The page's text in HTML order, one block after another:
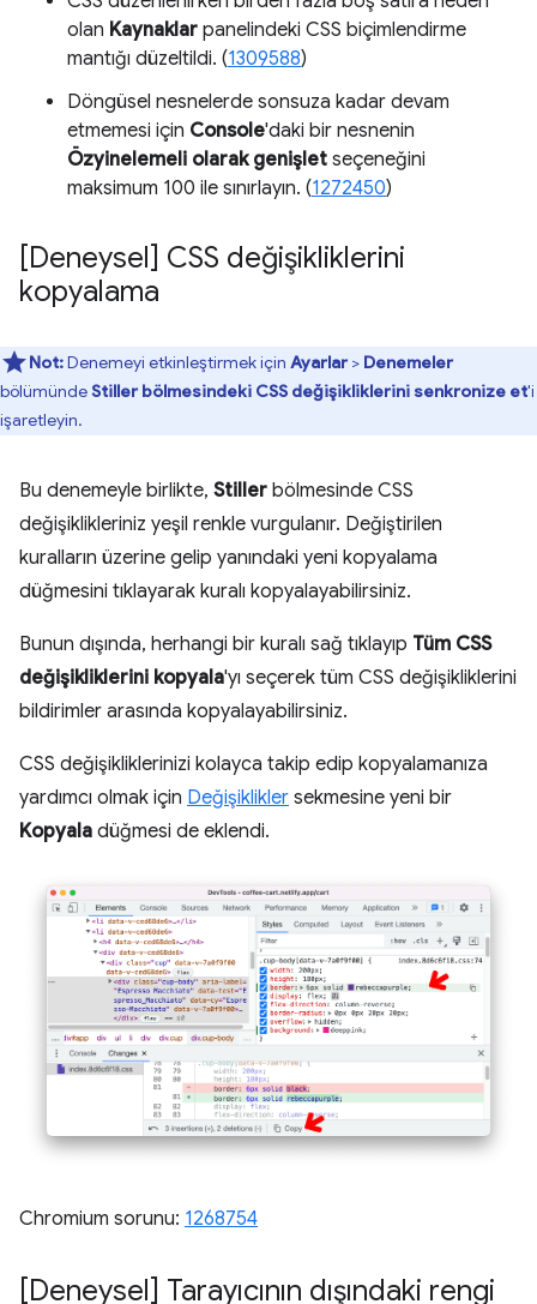
olan Kaynaklar panelindeki CSS biçimlendirme
mantığı düzeltildi. (1309588)
Döngüsel nesnelerde sonsuza kadar devam
etmemesi için Console'daki bir nesnenin
Özyinelemeli olarak genişlet seçeneğini
maksimum 100 ile sınırlayın. (1272450)
[Deneysel] CSS değişikliklerini
kopyalama
Not:Denemeyi etkinleştirmek için Ayarlar > Denemeler
bölümündeStiller bölmesindeki CSS değişikliklerini senkronize et'i
işaretleyin.
Bu denemeyle birlikte, Stiller bölmesinde CSS
değişiklikleriniz yeşil renkle vurgulanır. Değiştirilen
kuralların üzerine gelip yanındaki yeni kopyalama
düğmesini tıklayarak kuralı kopyalayabilirsiniz.
Bunun dışında, herhangi bir kuralı sağ tıklayıp Tüm CSS
değişikliklerini kopyala'yı seçerek tüm CSS değişikliklerini
bildirimler arasında kopyalayabilirsiniz.
CSS değişikliklerinizi kolayca takip edip kopyalamanıza
yardımcı olmak için Değişiklikler sekmesine yeni bir
Kopyala düğmesi de eklendi.
Chromium sorunu: 1268754
[Deneysel] Tarayıcının dışındaki rengi